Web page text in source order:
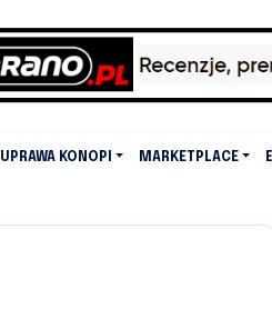
UPRAWA KONOPI MARKETPLACE